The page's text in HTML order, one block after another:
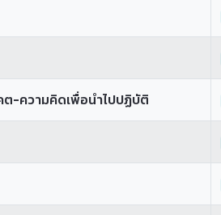
-ความคิดเพื่อนำไปปฏิบัติ